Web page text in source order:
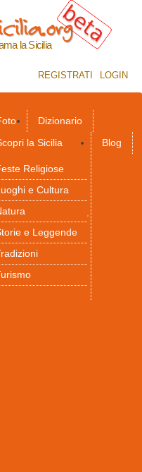
la Sicilia
REGISTRATI LOGIN
Dizionario
la Sicilia
Religiose
e Cultura
e Leggende
Blog